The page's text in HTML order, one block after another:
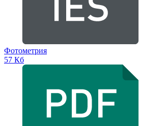
Фотометрия
57 Кб